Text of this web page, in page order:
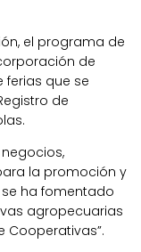
el programa de
de
que se
de
la promoción y
ha fomentado
agropecuarias
Cooperativas”.